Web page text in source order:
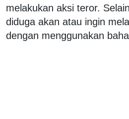
melakukan aksi teror.
diduga akan atau ingin
dengan menggunakan